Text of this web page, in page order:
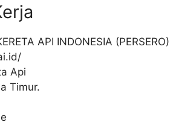
API INDONESIA (PERSERO)
Api
Timur.